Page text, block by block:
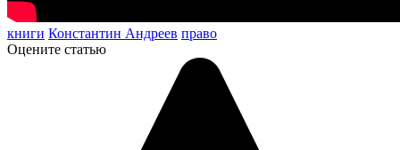
книги Константин Андреев право
Оцените статью